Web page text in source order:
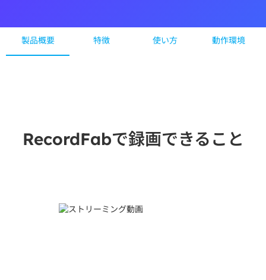
製品概要 特徴 使い方 動作環境
RecordFabで録画できること